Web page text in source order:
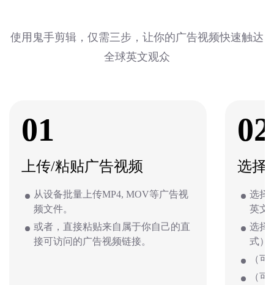
使用鬼手剪辑，仅需三步，让你的广告视频快速触达
全球英文观众
01
上传/粘贴广告视频
从设备批量上传MP4, MOV等广告视
频文件。
或者，直接粘贴来自属于你自己的直
接可访问的广告视频链接。
02
选择
选择
英文
选择
式）
（
（